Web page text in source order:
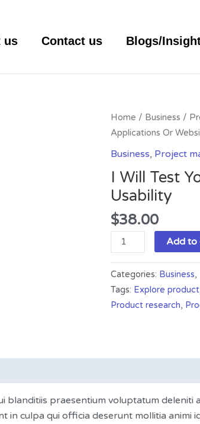
us Contact us Blogs/
Home / Business /
Applications Or
Business, Project
I Will Test
Usability
$38.00
I
Will
Test
Applications
Or
Websites
For
Usability
quantity
Add to
Categories: Business,
Tags: Explore product
Product research,
blanditiis praesentium voluptatum
in culpa qui officia deserunt mollitia animi